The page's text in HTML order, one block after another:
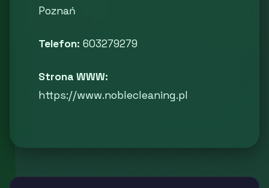
Poznań
Telefon: 603279279
Strona WWW:
https://www.noblecleaning.pl